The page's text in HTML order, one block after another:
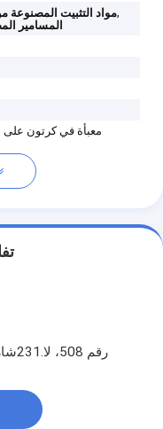
مواد التثبيت المصنوعة,
المسامير
معبأة في كرتون على
رقم